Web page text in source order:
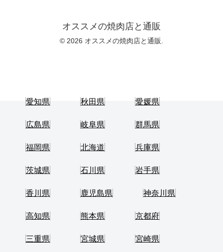
オススメの焼肉店と通販
© 2026 オススメの焼肉店と通販.
愛知県 秋田県 愛媛県
広島県 岐阜県 群馬県
福岡県 北海道 兵庫県
茨城県 石川県 岩手県
香川県 鹿児島県 神奈川県
高知県 熊本県 京都府
三重県 宮城県 宮崎県